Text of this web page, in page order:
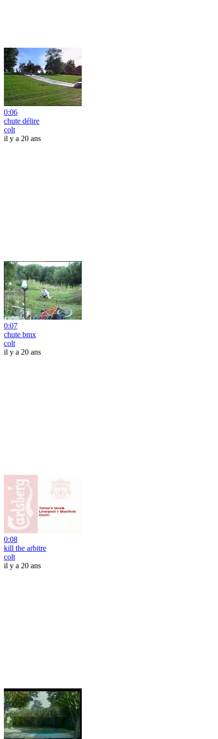
0:06
chute délire
colt
il y a 20 ans
0:07
chute bmx
colt
il y a 20 ans
0:08
kill the arbitre
colt
il y a 20 ans